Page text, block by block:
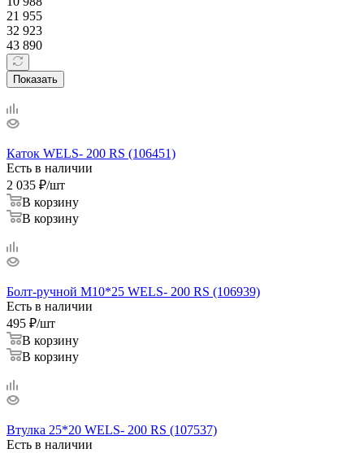
21 955
32 923
43 890
Показать
Каток WELS- 200 RS (106451)
Есть в наличии
2 035 ₽/шт
В корзину
В корзину
Болт-ручной M10*25 WELS- 200 RS (106939)
Есть в наличии
495 ₽/шт
В корзину
В корзину
Втулка 25*20 WELS- 200 RS (107537)
Есть в наличии